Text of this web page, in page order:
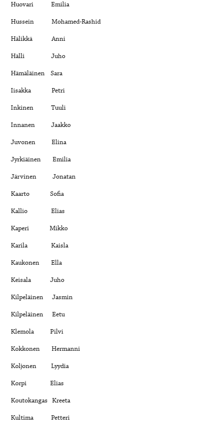
Huovari Emilia
Hussein Mohamed-Rashid
Hälikkä Anni
Hälli Juho
Hämäläinen Sara
Iisakka Petri
Inkinen Tuuli
Innanen Jaakko
Juvonen Elina
Jyrkiäinen Emilia
Järvinen Jonatan
Kaarto Sofia
Kallio Elias
Kaperi Mikko
Karila Kaisla
Kaukonen Ella
Keisala Juho
Kilpeläinen Jasmin
Kilpeläinen Eetu
Klemola Pilvi
Kokkonen Hermanni
Koljonen Lyydia
Korpi Elias
Koutokangas Kreeta
Kultima Petteri